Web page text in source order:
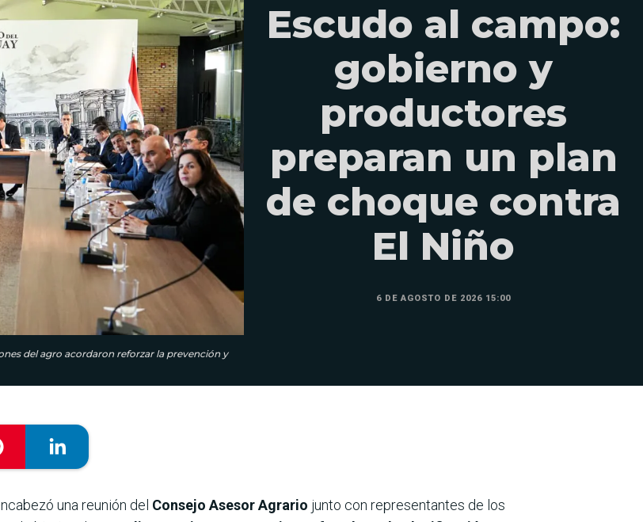
del agro acordaron reforzar la prevención y
Escudo al campo:
gobierno y
productores
preparan un plan
de choque contra
El Niño
6 DE AGOSTO DE 2026 15:00
una reunión del Consejo Asesor Agrario junto con representantes de los